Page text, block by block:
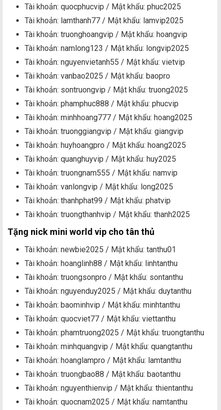
Tài khoản: quocphucvip / Mật khẩu: phuc2025
Tài khoản: lamthanh77 / Mật khẩu: lamvip2025
Tài khoản: truonghoangvip / Mật khẩu: hoangvip
Tài khoản: namlong123 / Mật khẩu: longvip2025
Tài khoản: nguyenvietanh55 / Mật khẩu: vietvip
Tài khoản: vanbao2025 / Mật khẩu: baopro
Tài khoản: sontruongvip / Mật khẩu: truong2025
Tài khoản: phamphuc888 / Mật khẩu: phucvip
Tài khoản: minhhoang777 / Mật khẩu: hoang2025
Tài khoản: truonggiangvip / Mật khẩu: giangvip
Tài khoản: huyhoangpro / Mật khẩu: hoang2025
Tài khoản: quanghuyvip / Mật khẩu: huy2025
Tài khoản: truongnam555 / Mật khẩu: namvip
Tài khoản: vanlongvip / Mật khẩu: long2025
Tài khoản: thanhphat99 / Mật khẩu: phatvip
Tài khoản: truongthanhvip / Mật khẩu: thanh2025
Tặng nick mini world vip cho tân thủ
Tài khoản: newbie2025 / Mật khẩu: tanthu01
Tài khoản: hoanglinh88 / Mật khẩu: linhtanthu
Tài khoản: truongsonpro / Mật khẩu: sontanthu
Tài khoản: nguyenduy2025 / Mật khẩu: duytanthu
Tài khoản: baominhvip / Mật khẩu: minhtanthu
Tài khoản: quocviet77 / Mật khẩu: viettanthu
Tài khoản: phamtruong2025 / Mật khẩu: truongtanthu
Tài khoản: minhquangvip / Mật khẩu: quangtanthu
Tài khoản: hoanglampro / Mật khẩu: lamtanthu
Tài khoản: truongbao88 / Mật khẩu: baotanthu
Tài khoản: nguyenthienvip / Mật khẩu: thientanthu
Tài khoản: quocnam2025 / Mật khẩu: namtanthu